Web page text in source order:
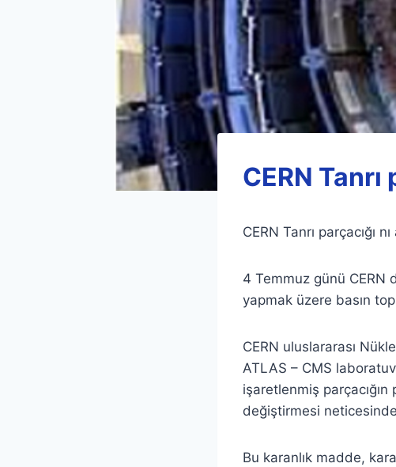
CERN Tanrı
CERN Tanrı parçacığı nı
4 Temmuz günü CERN
yapmak üzere basın
CERN uluslararası
ATLAS – CMS
işaretlenmiş parçacığın
değiştirmesi
Bu karanlık madde,